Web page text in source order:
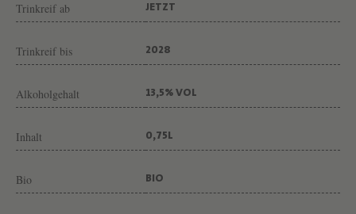
O
N
&
M
.
C
A
Trinkreif ab JETZT
Trinkreif bis 2028
Alkoholgehalt 13,5% VOL
Inhalt 0,75L
Bio BIO